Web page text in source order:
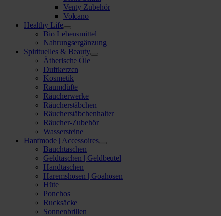
Venty Zubehör
Volcano
Healthy Life
Bio Lebensmittel
Nahrungsergänzung
Spirituelles & Beauty
Ätherische Öle
Duftkerzen
Kosmetik
Raumdüfte
Räucherwerke
Räucherstäbchen
Räucherstäbchenhalter
Räucher-Zubehör
Wassersteine
Hanfmode | Accessoires
Bauchtaschen
Geldtaschen | Geldbeutel
Handtaschen
Haremshosen | Goahosen
Hüte
Ponchos
Rucksäcke
Sonnenbrillen